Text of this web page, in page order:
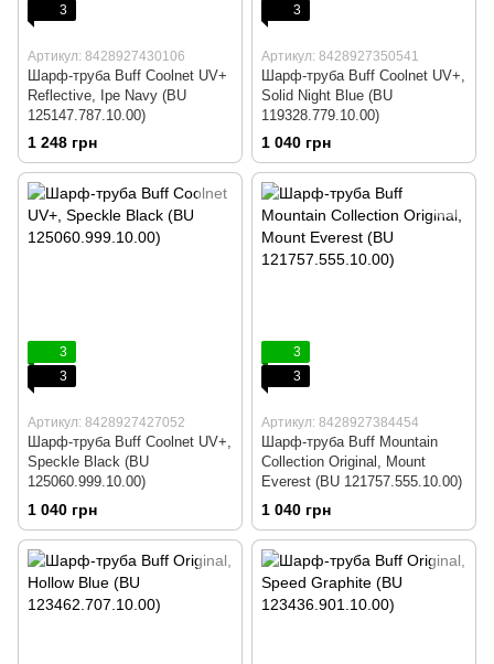
3
Артикул: 8428927430106
Шарф-труба Buff Coolnet UV+
Reflective, Ipe Navy (BU
125147.787.10.00)
1 248 грн
3
Артикул: 8428927350541
Шарф-труба Buff Coolnet UV+,
Solid Night Blue (BU
119328.779.10.00)
1 040 грн
3
3
Артикул: 8428927427052
Шарф-труба Buff Coolnet UV+,
Speckle Black (BU
125060.999.10.00)
1 040 грн
3
3
Артикул: 8428927384454
Шарф-труба Buff Mountain
Collection Original, Mount
Everest (BU 121757.555.10.00)
1 040 грн